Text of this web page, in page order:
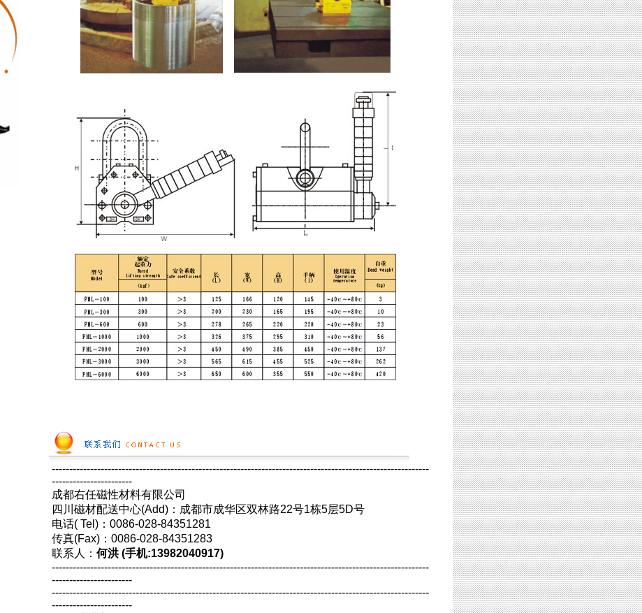
------------------------------------------------------------------------------------------------------------
-----------------------
成都右任磁性材料有限公司
四川磁材配送中心(Add)：成都市成华区双林路22号1栋5层5D号
电话( Tel)：0086-028-84351281
传真(Fax)：0086-028-84351283
联系人： 何洪 (手机:13982040917)
------------------------------------------------------------------------------------------------------------
-----------------------
------------------------------------------------------------------------------------------------------------
-----------------------